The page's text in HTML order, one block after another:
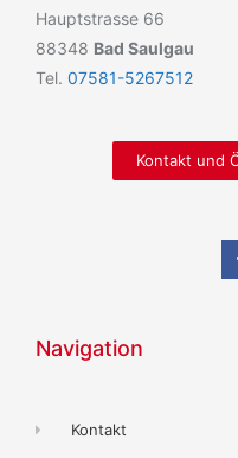
Hauptstrasse 66
88348 Bad Saulgau
Tel. 07581-5267512
Kontakt und
Navigation
Kontakt